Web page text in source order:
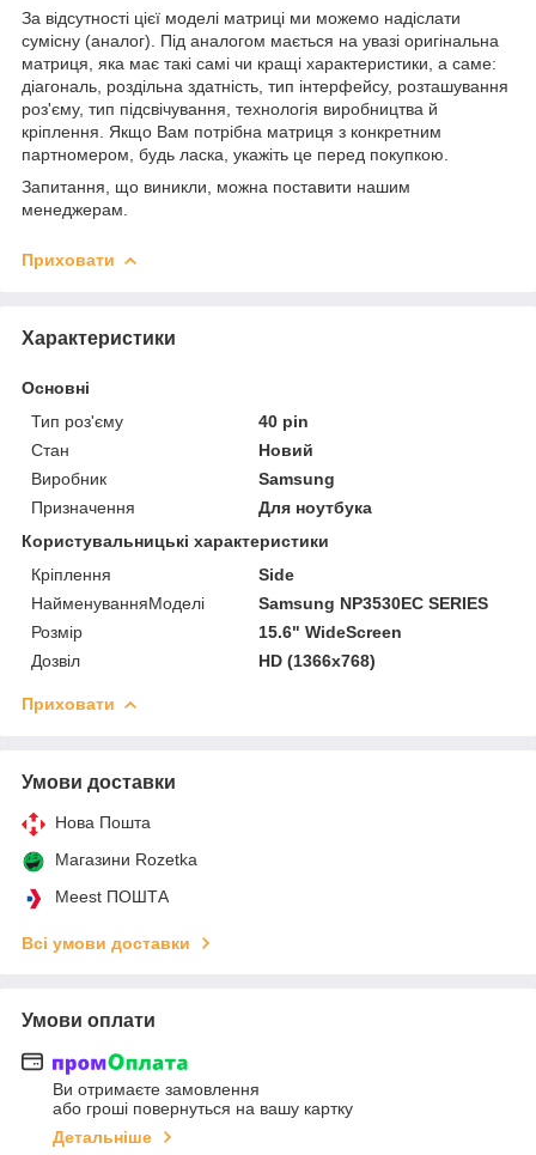
За відсутності цієї моделі матриці ми можемо надіслати
сумісну (аналог). Під аналогом мається на увазі оригінальна
матриця, яка має такі самі чи кращі характеристики, а саме:
діагональ, роздільна здатність, тип інтерфейсу, розташування
роз'єму, тип підсвічування, технологія виробництва й
кріплення. Якщо Вам потрібна матриця з конкретним
партномером, будь ласка, укажіть це перед покупкою.
Запитання, що виникли, можна поставити нашим
менеджерам.
Приховати
Характеристики
Основні
Тип роз'єму
40 pin
Стан
Новий
Виробник
Samsung
Призначення
Для ноутбука
Користувальницькі характеристики
Кріплення
Side
НайменуванняМоделі
Samsung NP3530EC SERIES
Розмір
15.6" WideScreen
Дозвіл
HD (1366x768)
Приховати
Умови доставки
Нова Пошта
Магазини Rozetka
Meest ПОШТА
Всі умови доставки
Умови оплати
Ви отримаєте замовлення
або гроші повернуться на вашу картку
Детальніше